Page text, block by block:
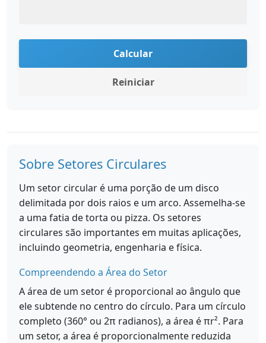
Calcular
Reiniciar
Sobre Setores Circulares
Um setor circular é uma porção de um disco
delimitada por dois raios e um arco. Assemelha-se
a uma fatia de torta ou pizza. Os setores
circulares são importantes em muitas aplicações,
incluindo geometria, engenharia e física.
Compreendendo a Área do Setor
A área de um setor é proporcional ao ângulo que
ele subtende no centro do círculo. Para um círculo
completo (360° ou 2π radianos), a área é πr². Para
um setor, a área é proporcionalmente reduzida